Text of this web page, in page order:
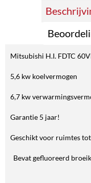
Mitsubishi H.I. FDTC
5,6 kw koelvermogen
6,7 kw
Garantie 5 jaar!
Geschikt voor ruimtes
Bevat gefluoreerd